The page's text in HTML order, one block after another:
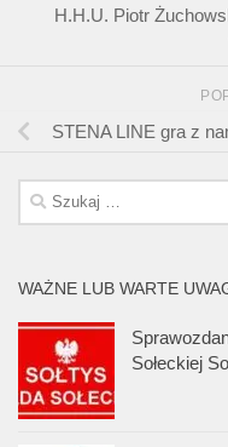
H.H.U. Piotr
STENA LINE gra z
Szukaj:
WAŻNE LUB WARTE
Sołeckiej